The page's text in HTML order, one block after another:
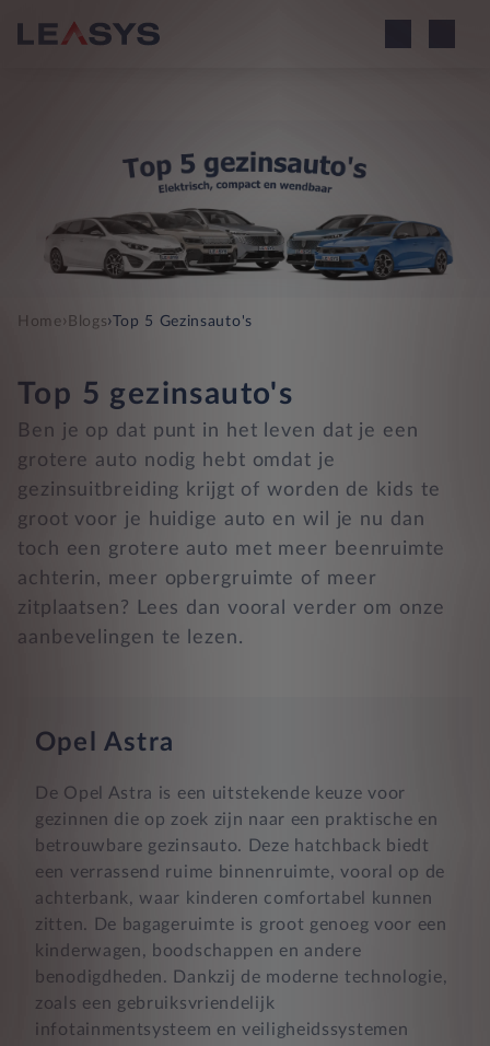
Home› Blogs› Top 5 Gezinsauto's
Top 5 gezinsauto's
Ben je op dat punt in het leven dat je een
grotere auto nodig hebt omdat je
gezinsuitbreiding krijgt of worden de kids te
groot voor je huidige auto en wil je nu dan
toch een grotere auto met meer beenruimte
achterin, meer opbergruimte of meer
zitplaatsen? Lees dan vooral verder om onze
aanbevelingen te lezen.
Opel Astra
De Opel Astra is een uitstekende keuze voor
gezinnen die op zoek zijn naar een praktische en
betrouwbare gezinsauto. Deze hatchback biedt
een verrassend ruime binnenruimte, vooral op de
achterbank, waar kinderen comfortabel kunnen
zitten. De bagageruimte is groot genoeg voor een
kinderwagen, boodschappen en andere
benodigdheden. Dankzij de moderne technologie,
zoals een gebruiksvriendelijk
infotainmentsysteem en veiligheidssystemen